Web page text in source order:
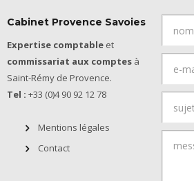
Cabinet Provence Savoies
Expertise comptable et
commissariat aux comptes à
Saint-Rémy de Provence.
Tel : +33 (0)4 90 92 12 78
Mentions légales
Contact